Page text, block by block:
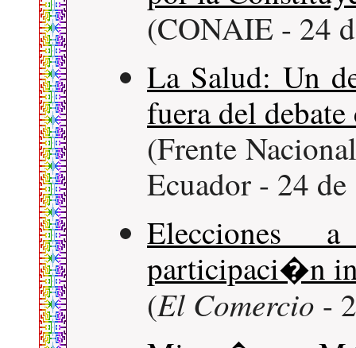
(CONAIE - 24
La Salud: Un
fuera del
(Frente
Ecuador - 24
Elecciones
participaci�n
(El Comercio -